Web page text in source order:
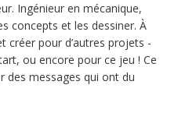
Ingénieur en mécanique,
concepts et les dessiner. À
créer pour d’autres projets -
ou encore pour ce jeu ! Ce
des messages qui ont du